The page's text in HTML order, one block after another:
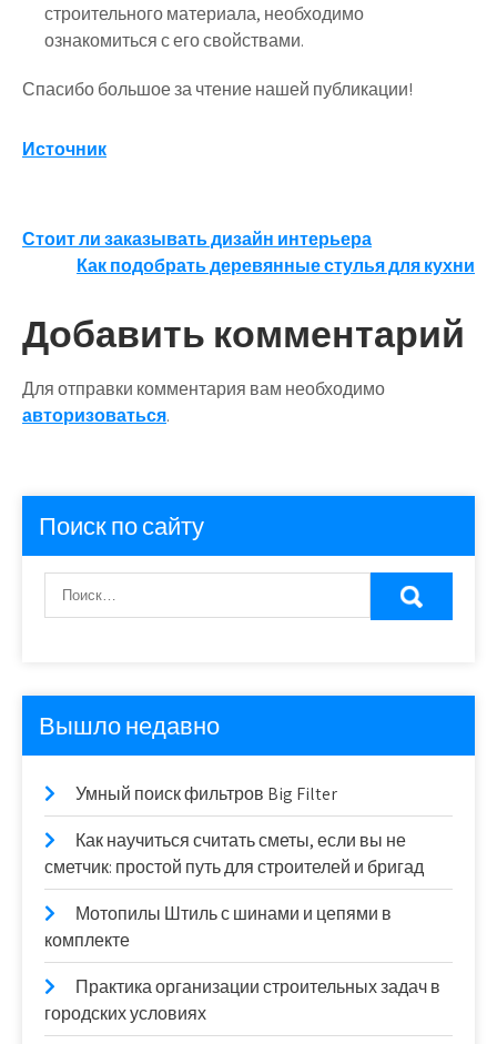
строительного материала, необходимо
ознакомиться с его свойствами.
Спасибо большое за чтение нашей публикации!
Источник
Навигация
записям
Стоит ли заказывать дизайн интерьера
Как подобрать деревянные стулья для кухни
Добавить комментарий
Для отправки комментария вам необходимо
авторизоваться.
Поиск по сайту
Вышло недавно
Умный поиск фильтров Big Filter
Как научиться считать сметы, если вы не
сметчик: простой путь для строителей и бригад
Мотопилы Штиль с шинами и цепями в
комплекте
Практика организации строительных задач в
городских условиях